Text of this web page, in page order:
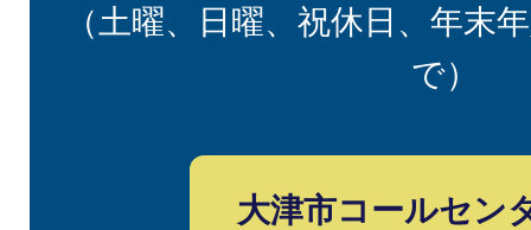
（土曜、日曜、祝休日、年末
で）
大津市コールセン